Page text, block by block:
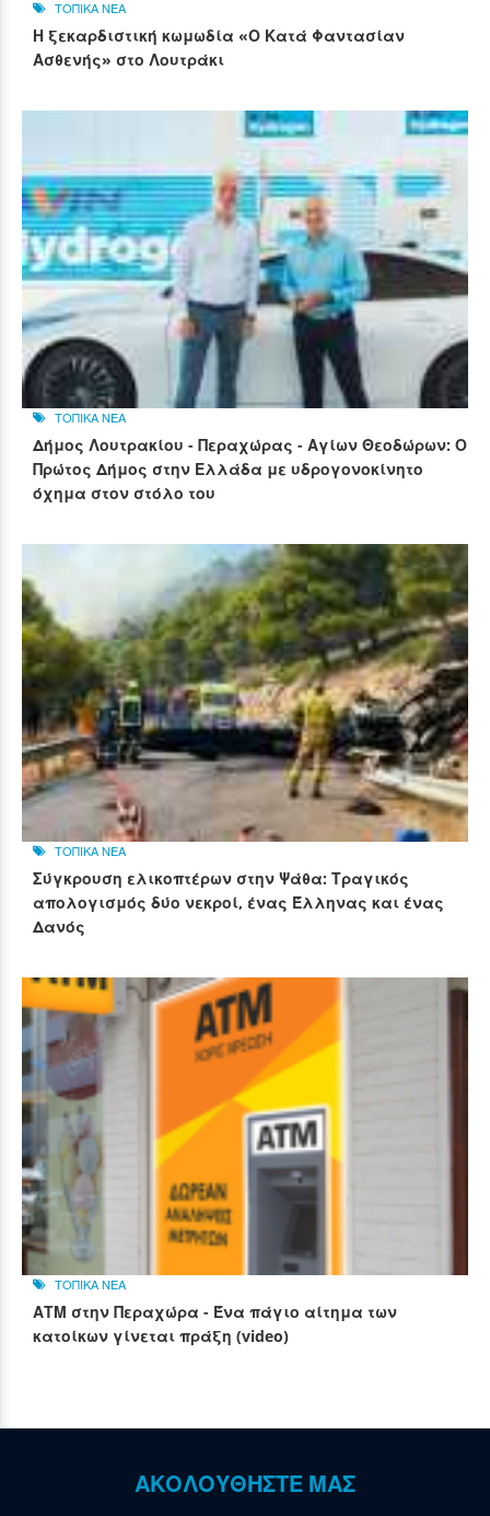
ΤΟΠΙΚΑ ΝΕΑ
Η ξεκαρδιστική κωμωδία «Ο Κατά Φαντασίαν
Ασθενής» στο Λουτράκι
ΤΟΠΙΚΑ ΝΕΑ
Δήμος Λουτρακίου - Περαχώρας - Αγίων Θεοδώρων: Ο
Πρώτος Δήμος στην Ελλάδα με υδρογονοκίνητο
όχημα στον στόλο του
ΤΟΠΙΚΑ ΝΕΑ
Σύγκρουση ελικοπτέρων στην Ψάθα: Τραγικός
απολογισμός δύο νεκροί, ένας Έλληνας και ένας
Δανός
ΤΟΠΙΚΑ ΝΕΑ
ΑΤΜ στην Περαχώρα - Ένα πάγιο αίτημα των
κατοίκων γίνεται πράξη (video)
ΑΚΟΛΟΥΘΗΣΤΕ ΜΑΣ